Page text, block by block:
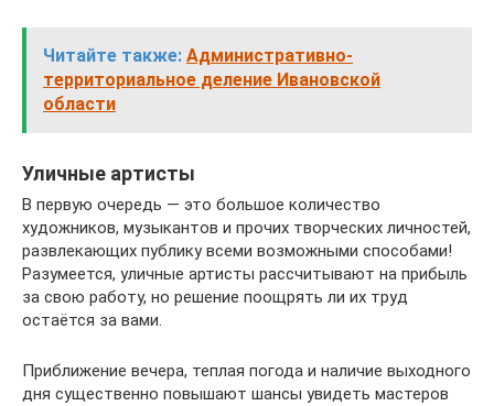
Читайте также: Административно-
территориальное деление Ивановской
области
Уличные артисты
В первую очередь — это большое количество
художников, музыкантов и прочих творческих личностей,
развлекающих публику всеми возможными способами!
Разумеется, уличные артисты рассчитывают на прибыль
за свою работу, но решение поощрять ли их труд
остаётся за вами.
Приближение вечера, теплая погода и наличие выходного
дня существенно повышают шансы увидеть мастеров